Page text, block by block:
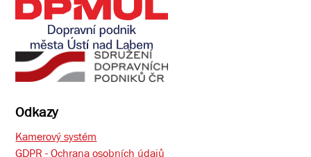
Odkazy
Kamerový systém
GDPR - Ochrana osobních údajů